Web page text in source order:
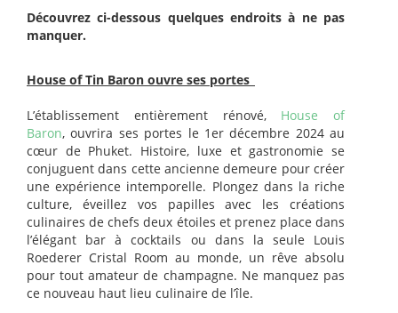
Découvrez ci-dessous quelques endroits à ne pas
manquer.
House of Tin Baron ouvre ses portes
L’établissement entièrement rénové, House of
Baron, ouvrira ses portes le 1er décembre 2024 au
cœur de Phuket. Histoire, luxe et gastronomie se
conjuguent dans cette ancienne demeure pour créer
une expérience intemporelle. Plongez dans la riche
culture, éveillez vos papilles avec les créations
culinaires de chefs deux étoiles et prenez place dans
l’élégant bar à cocktails ou dans la seule Louis
Roederer Cristal Room au monde, un rêve absolu
pour tout amateur de champagne. Ne manquez pas
ce nouveau haut lieu culinaire de l’île.